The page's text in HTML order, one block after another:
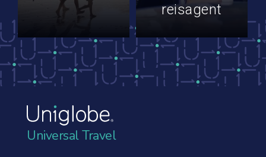
reisagent
Universal Travel